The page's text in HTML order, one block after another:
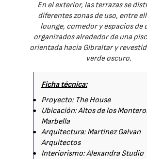
En el exterior, las terrazas se
diferentes zonas de uso, entre
lounge, comedor y espacios de
organizados alrededor de una
orientada hacia Gibraltar y
verde oscuro.
Ficha técnica:
Proyecto: The House
Ubicación: Altos de los
Marbella
Arquitectura: Martinez Galvan
Arquitectos
Interiorismo: Alexandra Studio